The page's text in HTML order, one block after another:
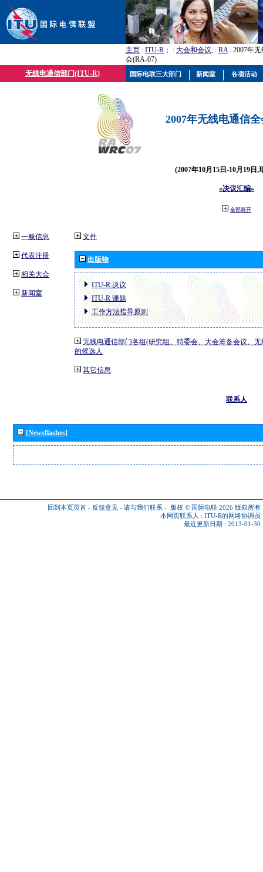
主页 : ITU-R ； : 大会和会议; : RA: 2007年
会(RA-07)
无线电通信部门(ITU-R)
2007年无线电通信
(2007年10月15日-10月19日,
«决议汇编»
全部展开
一般信息
代表注册
相关大会
新闻室
文件
出版物
ITU-R 决议
ITU-R 课题
工作方法指导原则
无线电通信部门各组(研究组、特委会、大会筹备会议、
的候选人
其它信息
联系人
[Newsflashes]
回到本页页首 - 反馈意见 - 请与我们联系 - 版权 © 国际电联 2026 版权所有
本网页联系人 : ITU-R的网络协调员
最近更新日期 : 2013-01-30
国际电联三大部门 新闻室 各项活动